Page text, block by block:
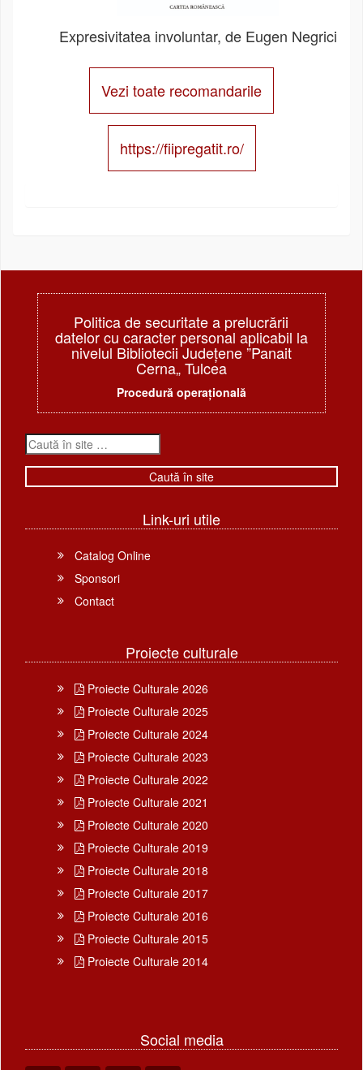
Expresivitatea involuntar, de Eugen Negrici
Vezi toate recomandarile
https://fiipregatit.ro/
Politica de securitate a prelucrării
datelor cu caracter personal aplicabil la
nivelul Bibliotecii Judeţene ”Panait
Cerna„ Tulcea
Procedură operațională
Link-uri utile
Catalog Online
Sponsori
Contact
Proiecte culturale
Proiecte Culturale 2026
Proiecte Culturale 2025
Proiecte Culturale 2024
Proiecte Culturale 2023
Proiecte Culturale 2022
Proiecte Culturale 2021
Proiecte Culturale 2020
Proiecte Culturale 2019
Proiecte Culturale 2018
Proiecte Culturale 2017
Proiecte Culturale 2016
Proiecte Culturale 2015
Proiecte Culturale 2014
Social media